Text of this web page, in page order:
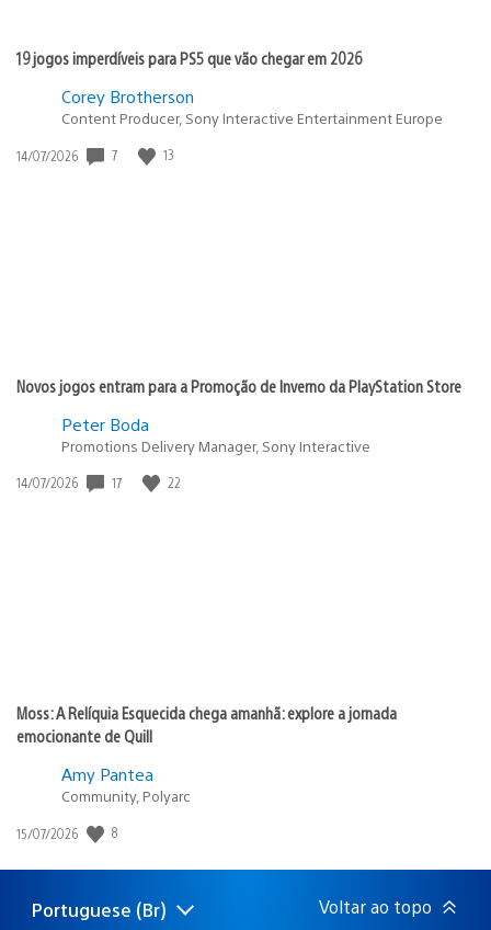
19 jogos imperdíveis para PS5 que vão chegar em 2026
Corey Brotherson
Content Producer, Sony Interactive Entertainment Europe
Data
14/07/2026 7 13
Novos jogos entram para a Promoção de Inverno da PlayStation Store
Peter Boda
Promotions Delivery Manager, Sony Interactive
Data
14/07/2026 17 22
Moss: A Relíquia Esquecida chega amanhã: explore a jornada
emocionante de Quill
Amy Pantea
Community, Polyarc
Data
publicação:
15/07/2026 8
Selecione
Região
Portuguese (Br) Voltar ao topo